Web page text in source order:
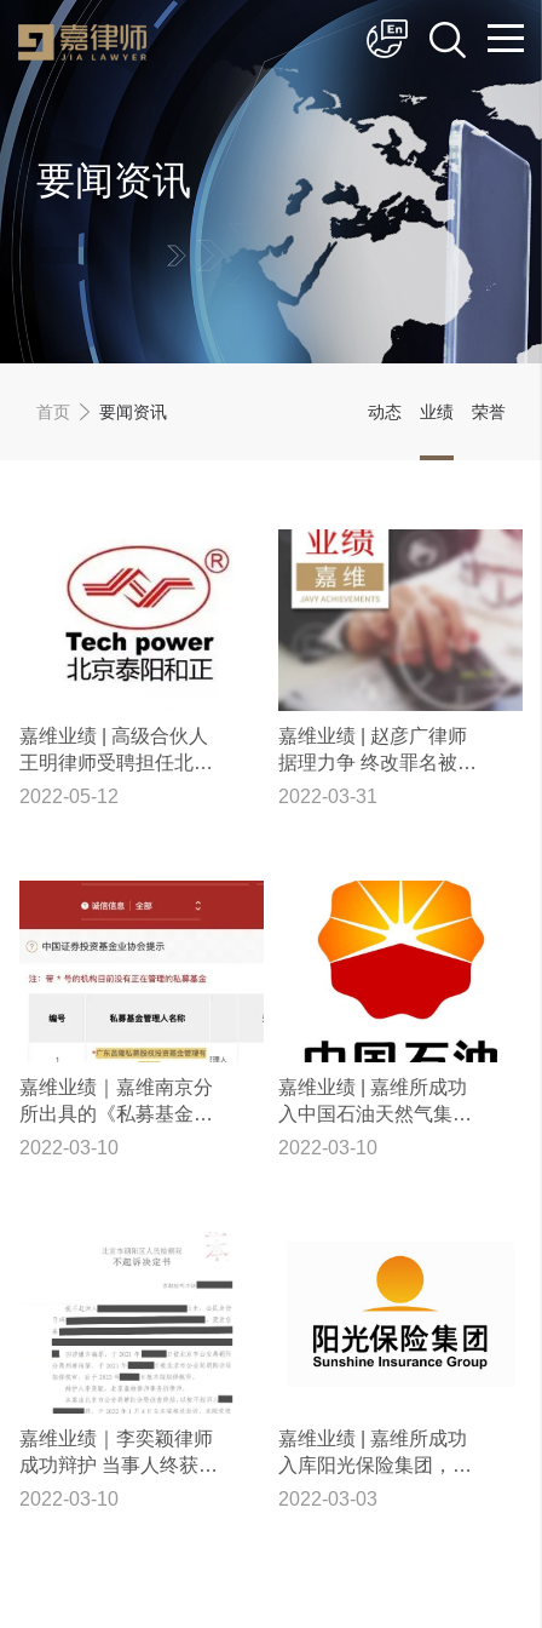
简体中文
English
要闻资讯
首页 要闻资讯 动态 业绩 荣誉
嘉维业绩 | 高级合伙人
王明律师受聘担任北京
泰阳和正科技发展有限
2022-05-12
嘉维业绩 | 赵彦广律师
据理力争 终改罪名被不
起诉
2022-03-31
嘉维业绩｜嘉维南京分
所出具的《私募基金管
理人登记法律意见书》
2022-03-10
嘉维业绩 | 嘉维所成功
入中国石油天然气集团
有限公司一级律师库
2022-03-10
嘉维业绩｜李奕颖律师
成功辩护 当事人终获不
起诉
2022-03-10
嘉维业绩 | 嘉维所成功
入库阳光保险集团，且
与阳光财产保险签订专
2022-03-03